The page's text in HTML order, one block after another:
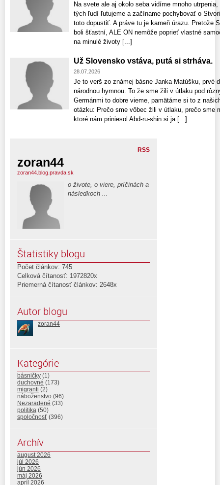
Na svete ale aj okolo seba vidíme mnoho
tých ľudí ľutujeme a začíname pochybovať o
toto dopustiť. A práve tu je kameň úrazu. Pretože
boli šťastní, ALE ON nemôže poprieť vlastné
na minulé životy [...]
Už Slovensko vstáva, putá si strháva.
28.07.2026
Je to verš zo známej básne Janka Matúšku, prvé
národnou hymnou. To že sme žili v útlaku pod
Germánmi to dobre vieme, pamätáme si to z
otázku: Prečo sme vôbec žili v útlaku, prečo sme
ktoré nám priniesol Abd-ru-shin si ja [...]
RSS
zoran44
zoran44.blog.pravda.sk
o živote, o viere, príčinách a
následkoch ...
Štatistiky blogu
Počet článkov: 745
Celková čítanosť: 1972820x
Priemerná čítanosť článkov: 2648x
Autor blogu
zoran44
Kategórie
básničky (1)
duchovné (173)
migranti (2)
náboženstvo (96)
Nezaradené (33)
politika (50)
spoločnosť (396)
Archív
august 2026
júl 2026
jún 2026
máj 2026
apríl 2026